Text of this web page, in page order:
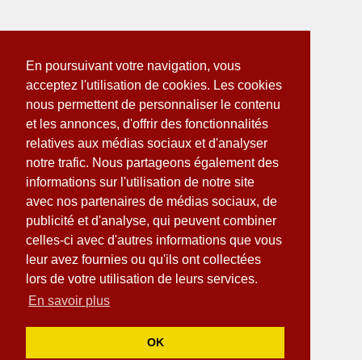
En poursuivant votre navigation, vous
acceptez l'utilisation de cookies. Les cookies
nous permettent de personnaliser le contenu
et les annonces, d'offrir des fonctionnalités
relatives aux médias sociaux et d'analyser
notre trafic. Nous partageons également des
informations sur l'utilisation de notre site
avec nos partenaires de médias sociaux, de
publicité et d'analyse, qui peuvent combiner
celles-ci avec d'autres informations que vous
leur avez fournies ou qu'ils ont collectées
lors de votre utilisation de leurs services.
En savoir plus
OK